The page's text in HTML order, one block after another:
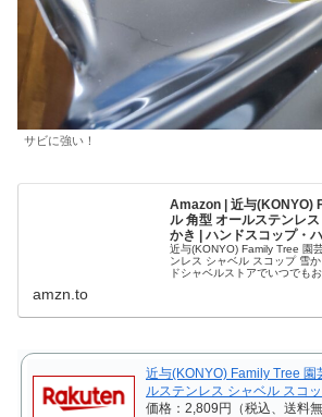
サビに強い！
Amazon | 近与(KONYO)
ル 角型 オールステンレ
かき | ハンドスコップ・
近与(KONYO) Family Tree 園
ンレス シャベル スコップ 雪
ドシャベルストアでいつでも
amzn.to
近与(KONYO) Family Tree 園
ルステンレス シャベル スコ
価格：2,809円（税込、送料